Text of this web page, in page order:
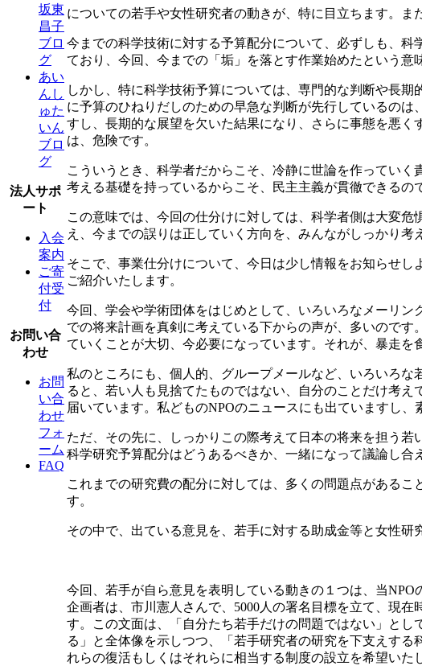
坂東
昌子
ブロ
グ
あい
んし
ゅた
いん
ブロ
グ
法人サポ
ート
入会
案内
ご寄
付受
付
お問い合
わせ
お問
い合
わせ
フォ
ーム
FAQ
についての若手や女性研究者の動きが、特に目立ちます。ま
今までの科学技術に対する予算配分について、必ずしも、
ており、今回、今までの「垢」を落とす作業始めたという意
しかし、特に科学技術予算については、専門的な判断や長
に予算のひねりだしのための早急な判断が先行しているの
すし、長期的な展望を欠いた結果になり、さらに事態を悪
は、危険です。
こういうとき、科学者だからこそ、冷静に世論を作ってい
考える基礎を持っているからこそ、民主主義が貫徹できるの
この意味では、今回の仕分けに対しては、科学者側は大変
え、今までの誤りは正していく方向を、みんながしっかり考
そこで、事業仕分けについて、今日は少し情報をお知らせ
ご紹介いたします。
今回、学会や学術団体をはじめとして、いろいろなメーリ
での将来計画を真剣に考えている下からの声が、多いので
ていくことが大切、今必要になっています。それが、暴走を
私のところにも、個人的、グループメールなど、いろいろ
ると、若い人も見捨てたものではない、自分のことだけ考
届いています。私どものNPOのニュースにも出ていますし
ただ、その先に、しっかりこの際考えて日本の将来を担う
科学研究予算配分はどうあるべきか、一緒になって議論し合
これまでの研究費の配分に対しては、多くの問題点がある
す。
その中で、出ている意見を、若手に対する助成金等と女性研
今回、若手が自ら意見を表明している動きの１つは、当
企画者は、市川憲人さんで、5000人の署名目標を立て、現
す。この文面は、「自分たち若手だけの問題ではない」と
る」と全体像を示しつつ、「若手研究者の研究を下支えす
れらの復活もしくはそれらに相当する制度の設立を希望い